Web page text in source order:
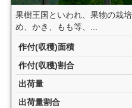
果樹王国といわれ、果物の栽
め、かき、もも等、...
作付(収穫)面積
作付(収穫)割合
出荷量
出荷量割合